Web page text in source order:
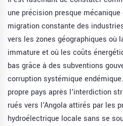
une précision presque mécanique
migration constante des
vers les zones géographiques où
immature et où les coûts
bas grâce à des subventions
corruption systémique
propre pays après l'interdiction
rués vers l'Angola attirés par les
hydroélectrique locale sans se